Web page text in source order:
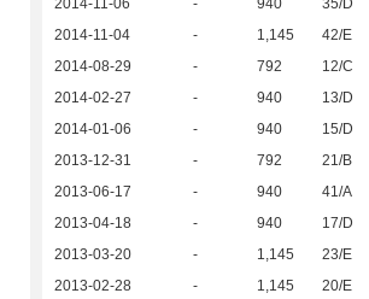
2014-11-04
- 1,145 42/E
2014-08-29
- 792 12/C
2014-02-27
- 940 13/D
2014-01-06
- 940 15/D
2013-12-31
- 792 21/B
2013-06-17
- 940 41/A
2013-04-18
- 940 17/D
2013-03-20
- 1,145 23/E
2013-02-28
- 1,145 20/E